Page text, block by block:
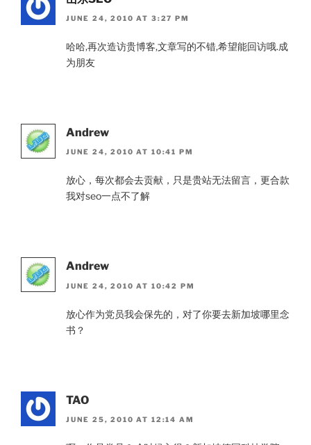
JUNE 24, 2010 AT 3:27 PM
哈哈,再次造访贵博客,文章写的不错,希望能回访哦.成
为朋友
Andrew
JUNE 24, 2010 AT 10:41 PM
放心，每次都会去贡献，只是贵站无法留言，更合款
我对seo一点不了解
Andrew
JUNE 24, 2010 AT 10:42 PM
放心作为党员我会保先的，对了你要去新加坡哪里念
书？
TAO
JUNE 25, 2010 AT 12:14 AM